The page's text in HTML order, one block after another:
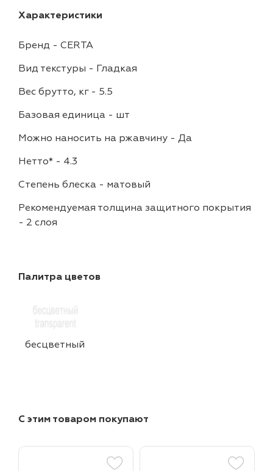
Характеристики
Бренд - CERTA
Вид текстуры - Гладкая
Вес брутто, кг - 5.5
Базовая единица - шт
Можно наносить на ржавчину - Да
Нетто* - 4.3
Степень блеска - матовый
Рекомендуемая толщина защитного покрытия
- 2 слоя
Палитра цветов
бесцветный
С этим товаром покупают